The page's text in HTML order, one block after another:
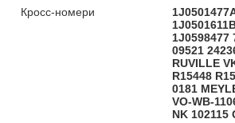
Кросс-номери
1J0598477
09521
RUVILLE
R15448
0181
VO-WB-
NK 102115